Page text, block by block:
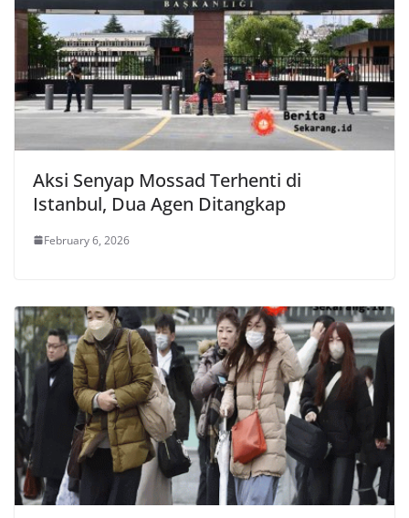
Aksi Senyap Mossad Terhenti di
Istanbul, Dua Agen Ditangkap
February 6, 2026